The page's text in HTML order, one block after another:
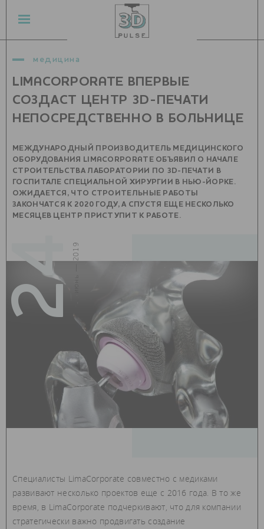
медицина
LIMACORPORATE ВПЕРВЫЕ
СОЗДАСТ ЦЕНТР 3D-ПЕЧАТИ
НЕПОСРЕДСТВЕННО В БОЛЬНИЦЕ
МЕЖДУНАРОДНЫЙ ПРОИЗВОДИТЕЛЬ МЕДИЦИНСКОГО
ОБОРУДОВАНИЯ LIMACORPORATE ОБЪЯВИЛ О НАЧАЛЕ
СТРОИТЕЛЬСТВА ЛАБОРАТОРИИ ПО 3D-ПЕЧАТИ В
ГОСПИТАЛЕ СПЕЦИАЛЬНОЙ ХИРУРГИИ В НЬЮ-ЙОРКЕ.
ОЖИДАЕТСЯ, ЧТО СТРОИТЕЛЬНЫЕ РАБОТЫ
ЗАКОНЧАТСЯ К 2020 ГОДУ, А СПУСТЯ ЕЩЕ НЕСКОЛЬКО
МЕСЯЦЕВ ЦЕНТР ПРИСТУПИТ К РАБОТЕ.
24
июнь — 2019
Специалисты LimaCorporate совместно с медиками
развивают несколько проектов еще с 2016 года. В то же
время, в LimaCorporate подчеркивают, что для компании
стратегически важно продвигать создание